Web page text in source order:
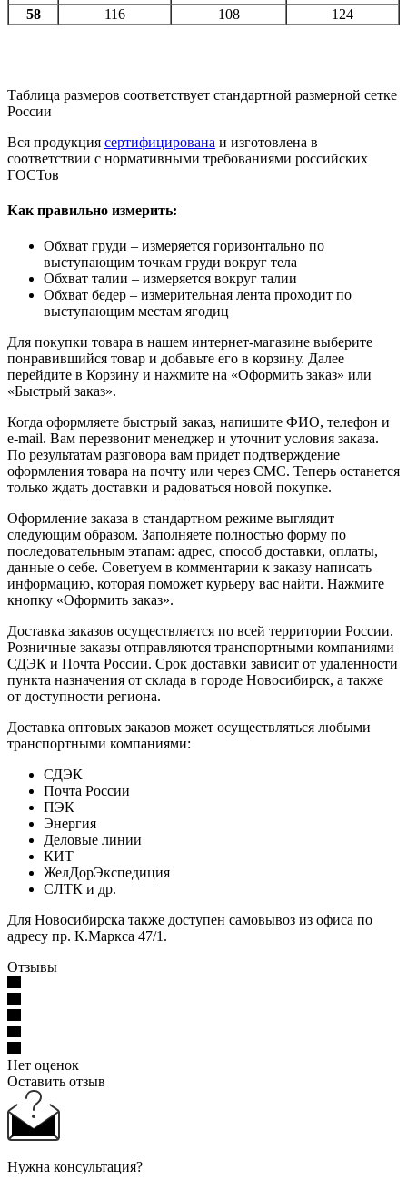
58
116 108 124
Таблица размеров соответствует стандартной размерной сетке
России
Вся продукция сертифицирована и изготовлена в
соответствии с нормативными требованиями российских
ГОСТов
Как правильно измерить:
Обхват груди – измеряется горизонтально по
выступающим точкам груди вокруг тела
Обхват талии – измеряется вокруг талии
Обхват бедер – измерительная лента проходит по
выступающим местам ягодиц
Для покупки товара в нашем интернет-магазине выберите
понравившийся товар и добавьте его в корзину. Далее
перейдите в Корзину и нажмите на «Оформить заказ» или
«Быстрый заказ».
Когда оформляете быстрый заказ, напишите ФИО, телефон и
e-mail. Вам перезвонит менеджер и уточнит условия заказа.
По результатам разговора вам придет подтверждение
оформления товара на почту или через СМС. Теперь останется
только ждать доставки и радоваться новой покупке.
Оформление заказа в стандартном режиме выглядит
следующим образом. Заполняете полностью форму по
последовательным этапам: адрес, способ доставки, оплаты,
данные о себе. Советуем в комментарии к заказу написать
информацию, которая поможет курьеру вас найти. Нажмите
кнопку «Оформить заказ».
Доставка заказов осуществляется по всей территории России.
Розничные заказы отправляются транспортными компаниями
СДЭК и Почта России. Срок доставки зависит от удаленности
пункта назначения от склада в городе Новосибирск, а также
от доступности региона.
Доставка оптовых заказов может осуществляться любыми
транспортными компаниями:
СДЭК
Почта России
ПЭК
Энергия
Деловые линии
КИТ
ЖелДорЭкспедиция
СЛТК и др.
Для Новосибирска также доступен самовывоз из офиса по
адресу пр. К.Маркса 47/1.
Отзывы
Нет оценок
Оставить отзыв
Нужна консультация?